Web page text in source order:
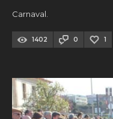
Carnaval.
1402 0 1